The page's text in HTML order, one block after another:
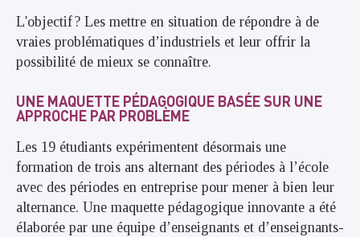
L'objectif ? Les mettre en situation de répondre à de
vraies problématiques d’industriels et leur offrir la
possibilité de mieux se connaître.
UNE MAQUETTE PÉDAGOGIQUE BASÉE SUR UNE
APPROCHE PAR PROBLÈME
Les 19 étudiants expérimentent désormais une
formation de trois ans alternant des périodes à l’école
avec des périodes en entreprise pour mener à bien leur
alternance. Une maquette pédagogique innovante a été
élaborée par une équipe d’enseignants et d’enseignants-